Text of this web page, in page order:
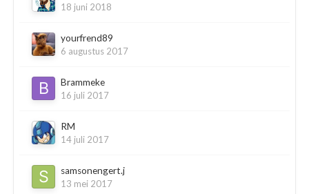
18 juni 2018
yourfrend89
6 augustus 2017
Brammeke
16 juli 2017
RM
14 juli 2017
samsonengert.j
13 mei 2017